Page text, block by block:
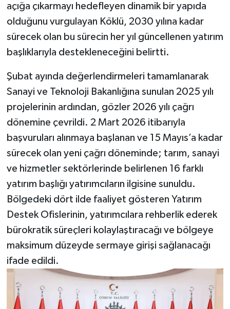
açığa çıkarmayı hedefleyen dinamik bir yapıda
olduğunu vurgulayan Köklü, 2030 yılına kadar
sürecek olan bu sürecin her yıl güncellenen yatırım
başlıklarıyla destekleneceğini belirtti.
Şubat ayında değerlendirmeleri tamamlanarak
Sanayi ve Teknoloji Bakanlığına sunulan 2025 yılı
projelerinin ardından, gözler 2026 yılı çağrı
dönemine çevrildi. 2 Mart 2026 itibarıyla
başvuruları alınmaya başlanan ve 15 Mayıs’a kadar
sürecek olan yeni çağrı döneminde; tarım, sanayi
ve hizmetler sektörlerinde belirlenen 16 farklı
yatırım başlığı yatırımcıların ilgisine sunuldu.
Bölgedeki dört ilde faaliyet gösteren Yatırım
Destek Ofislerinin, yatırımcılara rehberlik ederek
bürokratik süreçleri kolaylaştıracağı ve bölgeye
maksimum düzeyde sermaye girişi sağlanacağı
ifade edildi.